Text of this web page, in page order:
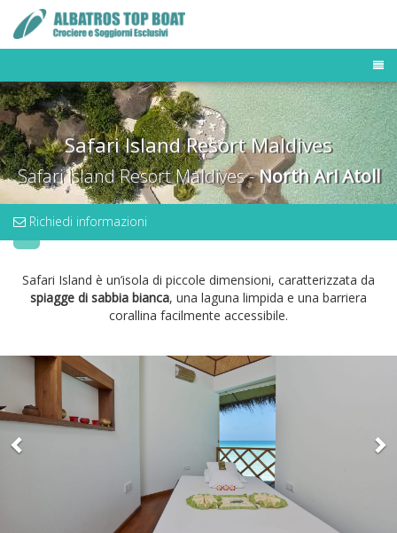
TOUR OPERATOR
DESTINAZIONI
FLOTTA MALDIVE
BUSINESS TRAVELER
NEWS & PRESS
OFFERTE E LAST MINUTE
Safari Island Resort Maldives
Safari Island Resort Maldives -North Ari Atoll
Richiedi informazioni
Safari Island è un’isola di piccole dimensioni, caratterizzata da
spiagge di sabbia bianca, una laguna limpida e una barriera
corallina facilmente accessibile.
Previous